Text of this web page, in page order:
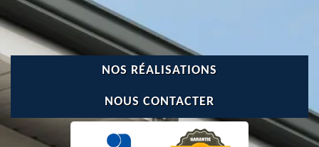
NOS RÉALISATIONS
NOUS CONTACTER